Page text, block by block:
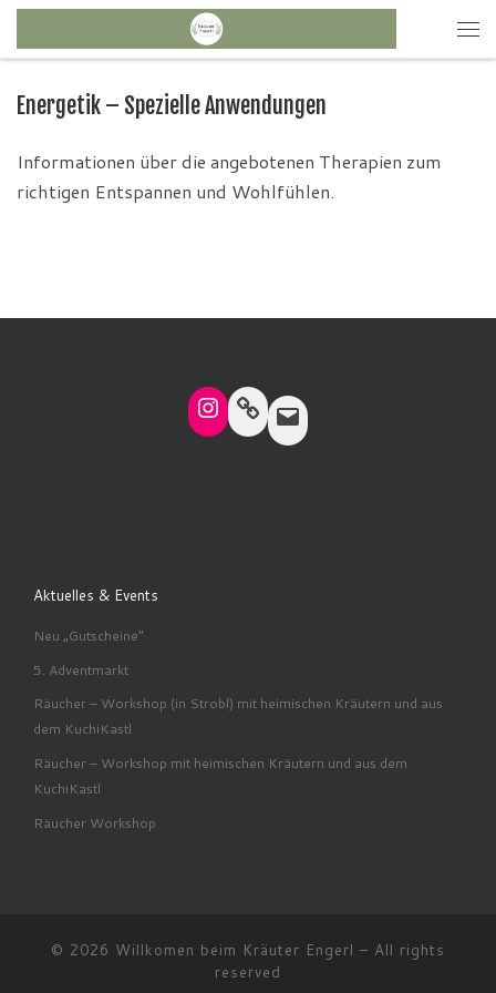
Energetik – Spezielle Anwendungen
Informationen über die angebotenen Therapien zum
richtigen Entspannen und Wohlfühlen.
Instagram
LinkMail
Aktuelles & Events
Neu „Gutscheine“
5. Adventmarkt
Räucher – Workshop (in Strobl) mit heimischen Kräutern und aus
dem KuchiKastl
Räucher – Workshop mit heimischen Kräutern und aus dem
KuchiKastl
Räucher Workshop
© 2026 Willkomen beim Kräuter Engerl – All rights
reserved